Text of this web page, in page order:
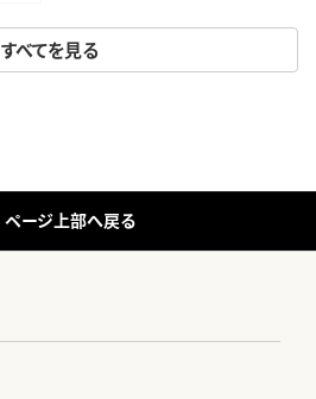
すべてを見る
ページ上部へ戻る